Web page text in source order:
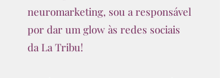
neuromarketing, sou a responsável
por dar um glow às redes sociais
da La Tribu!